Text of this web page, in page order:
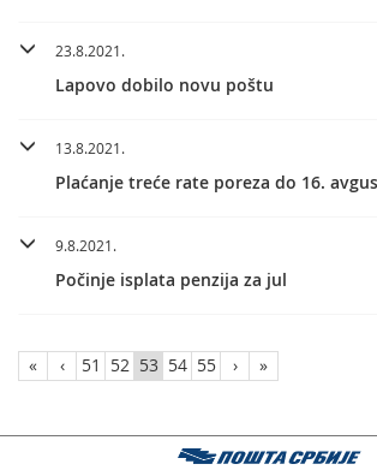
23.8.2021.
Lapovo dobilo novu poštu
13.8.2021.
Plaćanje treće rate poreza do 16.
9.8.2021.
Počinje isplata penzija za jul
« ‹ 51 52 53 54 55 › »